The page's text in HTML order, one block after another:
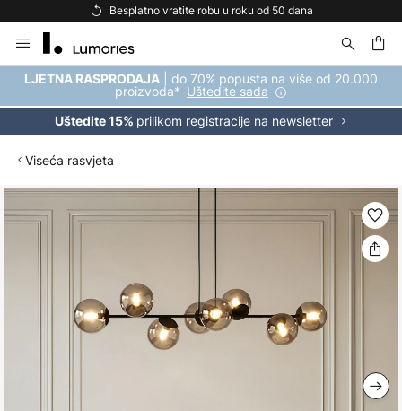
Besplatno vratite robu u roku od 50 dana
to
Content
LJETNA RASPRODAJA | do 70% popusta na više od 20.000
proizvoda* Uštedite sada
Uštedite 15% prilikom registracije na newsletter
Viseća rasvjeta
Skip
to